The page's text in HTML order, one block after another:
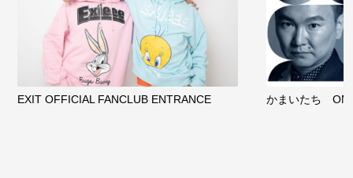
EXIT OFFICIAL FANCLUB ENTRANCE かまいたち